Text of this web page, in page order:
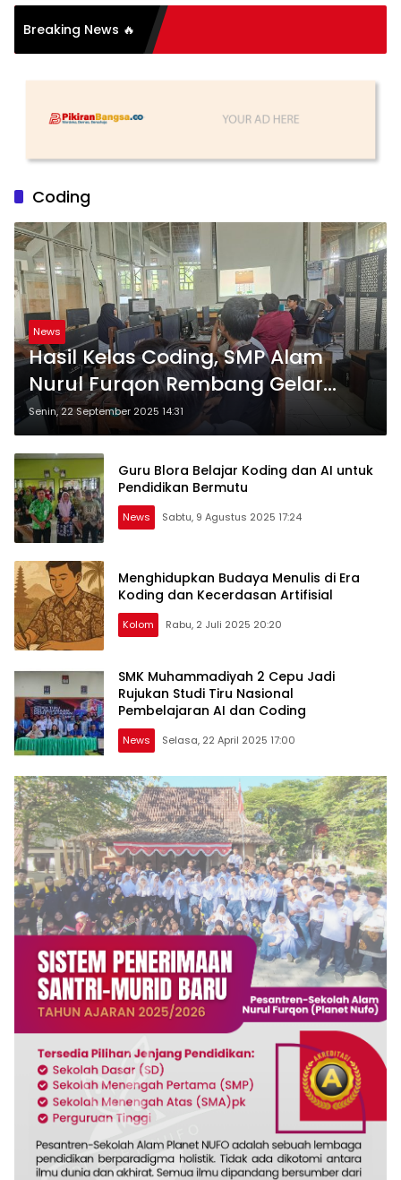
Breaking News 🔥
Coding
News
Hasil Kelas Coding, SMP Alam
Nurul Furqon Rembang Gelar
Showcase Game Buatan Siswa
Senin, 22 September 2025 14:31
Guru Blora Belajar Koding dan AI untuk
Pendidikan Bermutu
News Sabtu, 9 Agustus 2025 17:24
Menghidupkan Budaya Menulis di Era
Koding dan Kecerdasan Artifisial
Kolom Rabu, 2 Juli 2025 20:20
SMK Muhammadiyah 2 Cepu Jadi
Rujukan Studi Tiru Nasional
Pembelajaran AI dan Coding
News Selasa, 22 April 2025 17:00